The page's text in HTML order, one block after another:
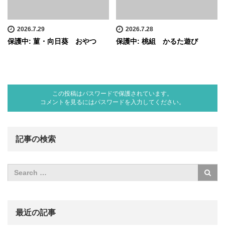
2026.7.29
保護中: 菫・向日葵 おやつ
2026.7.28
保護中: 桃組 かるた遊び
この投稿はパスワードで保護されています。
コメントを見るにはパスワードを入力してください。
記事の検索
最近の記事